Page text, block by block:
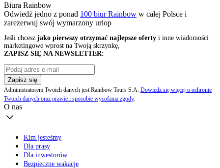
Biura Rainbow
Odwiedź jedno z ponad 100 biur Rainbow w całej Polsce i
zarezerwuj swój wymarzony urlop
Jeśli chcesz jako pierwszy otrzymać najlepsze oferty i inne wiadomości
marketingowe wprost na Twoją skrzynkę,
ZAPISZ SIĘ NA NEWSLETTER:
Zapisz się
Administratorem Twoich danych jest Rainbow Tours S.A. Dowiedz się więcej o ochronie
Twoich danych oraz prawie i sposobie wycofania zgody.
O nas
Kim jesteśmy
Dla prasy
Dla inwestorów
Bezpieczne wakacje